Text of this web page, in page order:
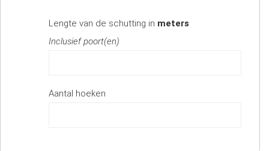
Lengte van de schutting in meters
Inclusief poort(en)
Aantal hoeken